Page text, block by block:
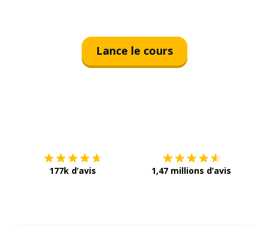
Lance le cours
177k d’avis 1,47 millions d’avis